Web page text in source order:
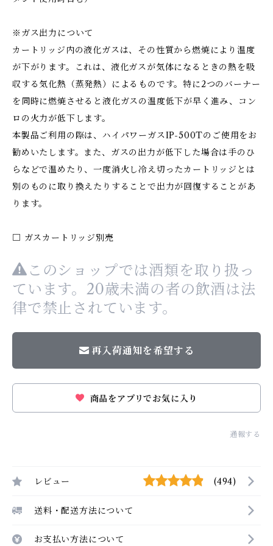
※ガス出力について
カートリッジ内の液化ガスは、その性質から燃焼により温度
が下がります。これは、液化ガスが気体になるときの熱を吸
収する気化熱（蒸発熱）によるものです。特に2つのバーナー
を同時に燃焼させると液化ガスの温度低下が早く進み、コン
ロの火力が低下します。
本製品ご利用の際は、ハイパワーガスIP-500Tのご使用をお
勧めいたします。また、ガスの出力が低下した場合は手のひ
らなどで温めたり、一度消火し冷え切ったカートリッジとは
別のものに取り換えたりすることで出力が回復することがあ
ります。
□ ガスカートリッジ別売
このショップでは酒類を取り扱っ
ています。20歳未満の者の飲酒は法
律で禁止されています。
再入荷通知を希望する
商品をアプリでお気に入り
通報する
レビュー (494)
送料・配送方法について
お支払い方法について